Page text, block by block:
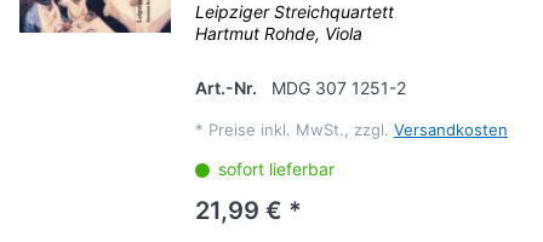
Leipziger Streichquartett
Hartmut Rohde, Viola
Art.-Nr. MDG 307 1251-2
* Preise inkl. MwSt., zzgl. Versandkosten
sofort lieferbar
21,99 € *